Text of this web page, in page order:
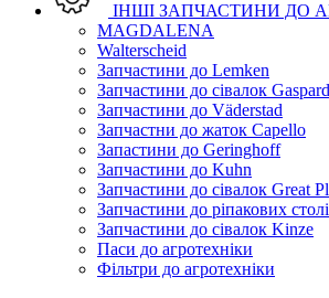
ІНШІ ЗАПЧАСТИНИ ДО
MAGDALENA
Walterscheid
Запчастини до Lemken
Запчастини до сівалок
Запчастини до Väderstad
Запчастни до жаток Capello
Запастини до Geringhoff
Запчастини до Kuhn
Запчастини до сівалок Great
Запчастини до ріпакових
Запчастини до сівалок Kinze
Паси до агротехніки
Фільтри до агротехніки